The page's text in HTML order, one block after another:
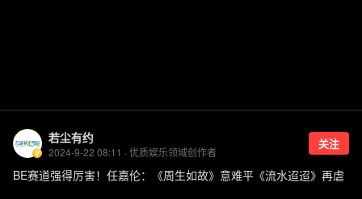
若尘有约
2024-9-22 08:11 · 优质娱乐领域创作者
关注
BE赛道强得厉害！任嘉伦：《周生如故》意难平《流水迢迢》再虐